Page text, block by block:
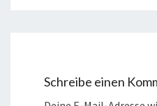
Schreibe einen